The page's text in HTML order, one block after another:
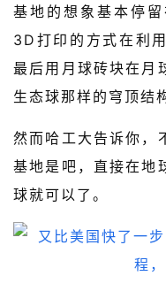
基地的想象基本停
3D打印的方式在利
最后用月球砖块在月
生态球那样的穹顶结
然而哈工大告诉你，
基地是吧，直接在地
球就可以了。